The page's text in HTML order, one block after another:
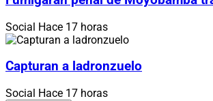
Social Hace 17 horas
Capturan a ladronzuelo
Social Hace 17 horas